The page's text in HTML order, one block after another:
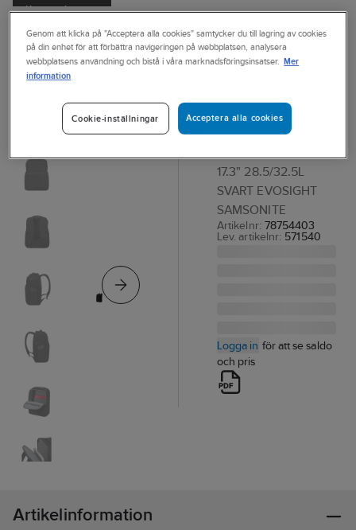
Kampanjer
Tjänster
Kataloger
Ahlsell Produkter Vitvaror & Hemelektronik
Hemelektronik
Dator & kontor
Väskor
Datorryggsäck,
Evosight
17.3" 28.5/32.5L
SVART EVOSIGHT
SAMSONITE
Artikelnr: 78754403
Lev. artikelnr: 571540
Logga in för att se saldo
och pris
Artikelinformation
Genom att klicka på "Acceptera alla cookies" samtycker du till lagring av cookies
på din enhet för att förbättra navigeringen på webbplatsen, analysera
webbplatsens användning och bistå i våra marknadsföringsinsatser. Mer
information
Acceptera alla cookies
Cookie-inställningar